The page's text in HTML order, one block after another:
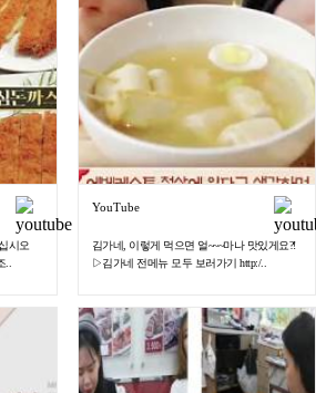
시오
YouTube
김가네, 이렇게 먹으면 얼~~~마나 맛있게요?!
▷김가네 전메뉴 모두 보러가기 http:/..